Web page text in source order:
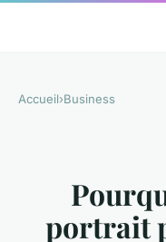
Accueil›Business
portrait